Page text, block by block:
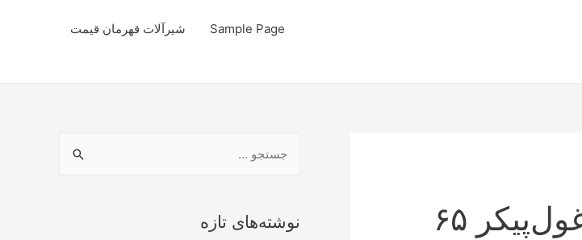
Sample Page شیرآلات قهرمان قیمت
راهنمای خرید تلویزیون‌های غول‌پیکر ۶۵
جنوشته‌های تازه